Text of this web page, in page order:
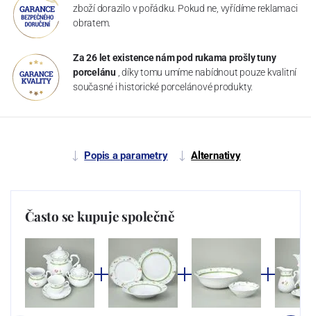
zboží dorazilo v pořádku. Pokud ne, vyřídíme reklamaci
obratem.
Za 26 let existence nám pod rukama prošly tuny
porcelánu , díky tomu umíme nabídnout pouze kvalitní
současné i historické porcelánové produkty.
Popis a parametry Alternativy
Často se kupuje společně